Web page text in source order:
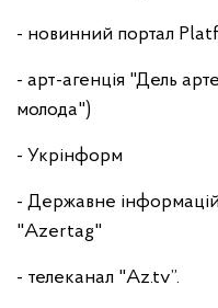
- новинний портал
- арт-агенція "Дель
молода")
- Укрінформ
- Державне
"Azertag"
- телеканал "Az.tv”.